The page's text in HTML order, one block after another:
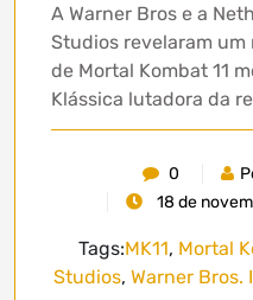
A Warner Bros e a
Studios revelaram
de Mortal Kombat 11
Klássica lutadora da
0
18 de
Tags:MK11, Mortal
Studios, Warner